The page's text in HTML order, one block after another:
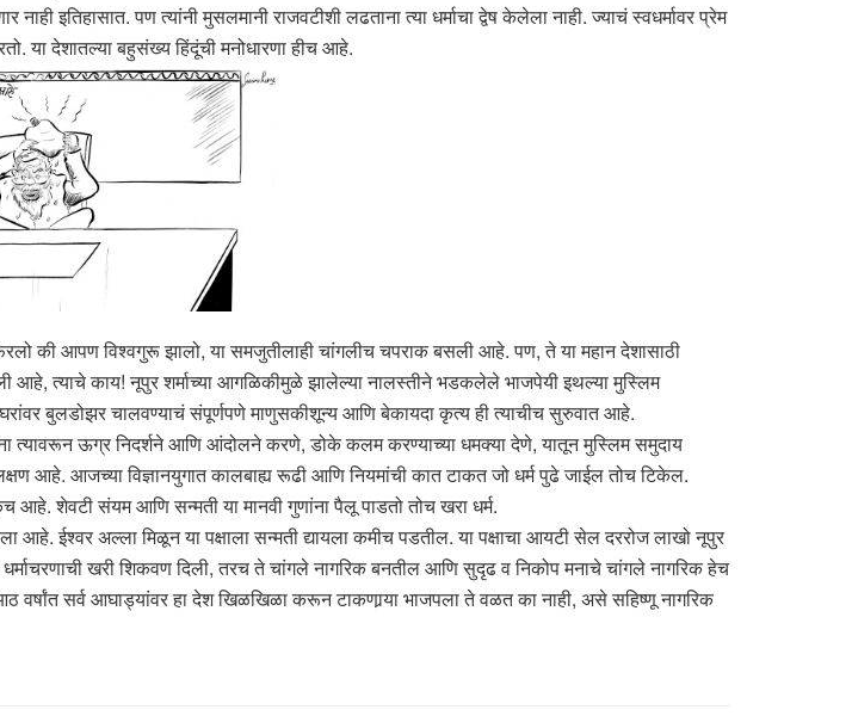
इतिहासात. पण त्यांनी मुसलमानी राजवटीशी लढताना त्या धर्माचा द्वेष केलेला नाही. ज्याचं स्वधर्मावर प्रेम
या देशातल्या बहुसंख्य हिंदूंची मनोधारणा हीच आहे.
की आपण विश्वगुरू झालो, या समजुतीलाही चांगलीच चपराक बसली आहे. पण, ते या महान देशासाठी
आहे, त्याचे काय! नूपुर शर्माच्या आगळिकीमुळे झालेल्या नालस्तीने भडकलेले भाजपेयी इथल्या मुस्लिम
घरांवर बुलडोझर चालवण्याचं संपूर्णपणे माणुसकीशून्य आणि बेकायदा कृत्य ही त्याचीच सुरुवात आहे.
त्यावरून ऊग्र निदर्शने आणि आंदोलने करणे, डोके कलम करण्याच्या धमक्या देणे, यातून मुस्लिम समुदाय
आजच्या विज्ञानयुगात कालबाह्य रूढी आणि नियमांची कात टाकत जो धर्म पुढे जाईल तोच टिकेल.
शेवटी संयम आणि सन्मती या मानवी गुणांना पैलू पाडतो तोच खरा धर्म.
ईश्वर अल्ला मिळून या पक्षाला सन्मती द्यायला कमीच पडतील. या पक्षाचा आयटी सेल दररोज लाखो नूपुर
खरी शिकवण दिली, तरच ते चांगले नागरिक बनतील आणि सुदृढ व निकोप मनाचे चांगले नागरिक हेच
सर्व आघाड्यांवर हा देश खिळखिळा करून टाकणार्‍या भाजपला ते वळत का नाही, असे सहिष्णू नागरिक